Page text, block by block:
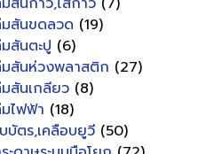
มสันขดลวด (19)
มสันตะปู (6)
มสันห่วงพลาสติก (27)
มสันเกลียว (8)
มไฟฟ้า (18)
บัตร,เคลือบยูวี (50)